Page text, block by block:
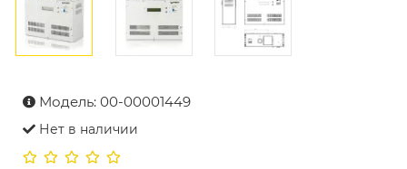
Модель: 00-00001449
Нет в наличии